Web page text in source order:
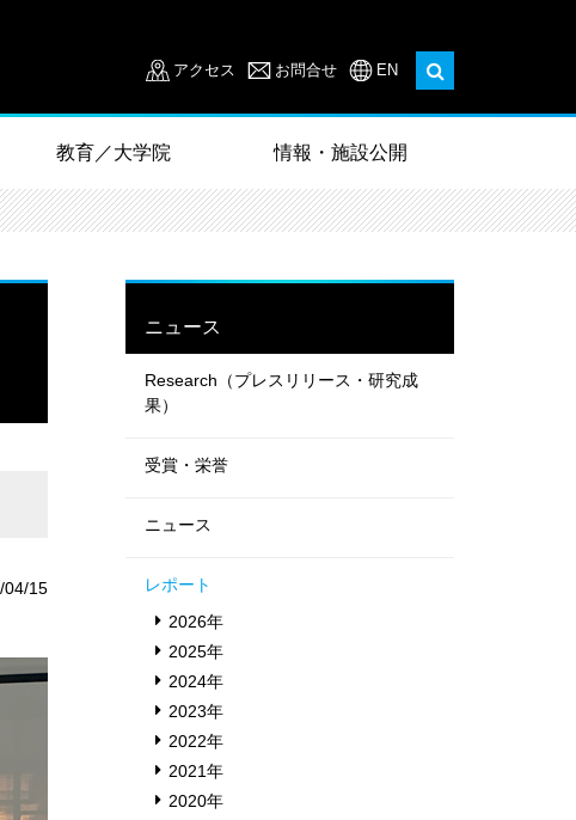
アクセス お問合せ EN
教育／大学院 情報・施設公開
04/15
ニュース
Research（プレスリリース・研究成
果）
受賞・栄誉
ニュース
レポート
2026年
2025年
2024年
2023年
2022年
2021年
2020年